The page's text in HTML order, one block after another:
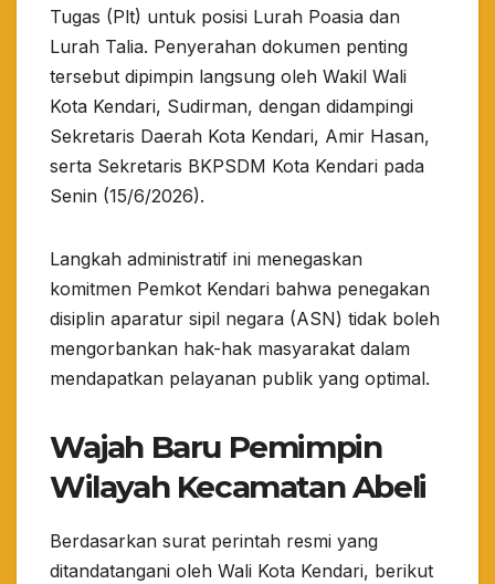
Tugas (Plt) untuk posisi Lurah Poasia dan
Lurah Talia. Penyerahan dokumen penting
tersebut dipimpin langsung oleh Wakil Wali
Kota Kendari, Sudirman, dengan didampingi
Sekretaris Daerah Kota Kendari, Amir Hasan,
serta Sekretaris BKPSDM Kota Kendari pada
Senin (15/6/2026).
​Langkah administratif ini menegaskan
komitmen Pemkot Kendari bahwa penegakan
disiplin aparatur sipil negara (ASN) tidak boleh
mengorbankan hak-hak masyarakat dalam
mendapatkan pelayanan publik yang optimal.
​Wajah Baru Pemimpin
Wilayah Kecamatan Abeli
​Berdasarkan surat perintah resmi yang
ditandatangani oleh Wali Kota Kendari, berikut